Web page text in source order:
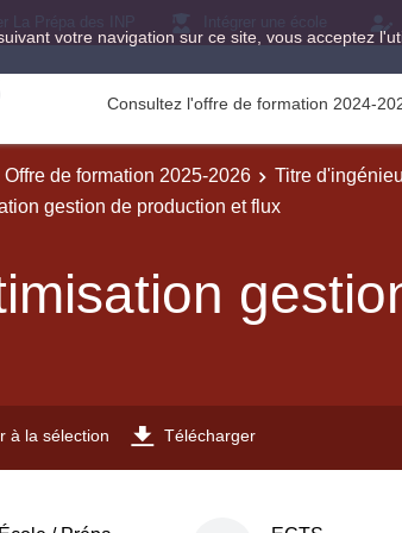
votre navigation sur ce site, vous acceptez
Consultez l'offre de formation 2024-
Offre de formation 2025-2026 Titre
gestion de production et flux
à la sélection Télécharger